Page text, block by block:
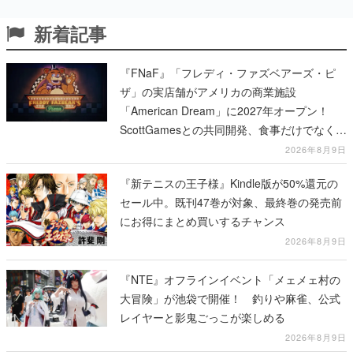
新着記事
『FNaF』「フレディ・ファズベアーズ・ピ
ザ」の実店舗がアメリカの商業施設
「American Dream」に2027年オープン！
ScottGamesとの共同開発、食事だけでなくス
テージショーや没入型のホラー体験も楽しめ
る
2026年8月9日
『新テニスの王子様』Kindle版が50%還元の
セール中。既刊47巻が対象、最終巻の発売前
にお得にまとめ買いするチャンス
2026年8月9日
『NTE』オフラインイベント「メェメェ村の
大冒険」が池袋で開催！ 釣りや麻雀、公式
レイヤーと影鬼ごっこが楽しめる
2026年8月9日